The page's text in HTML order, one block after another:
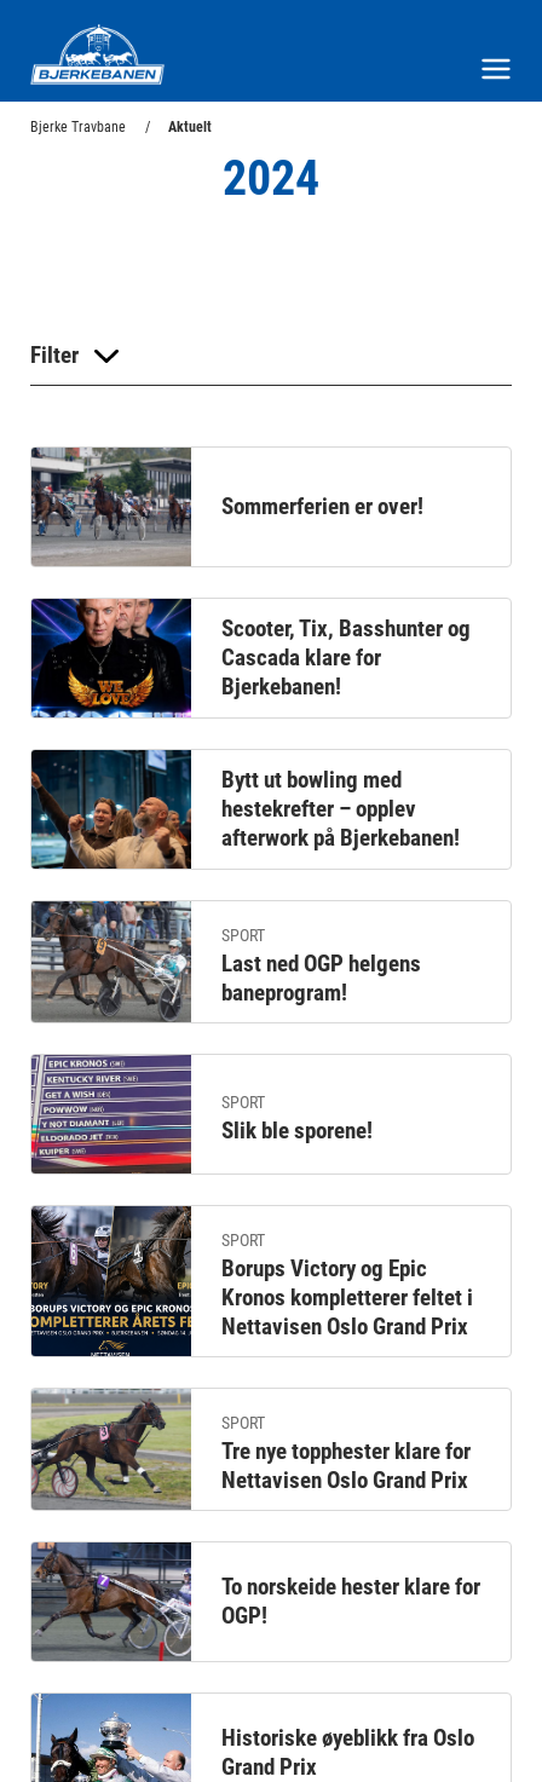
Bjerke Travbane Aktuelt
2024
Filter
Sommerferien er over!
Scooter, Tix, Basshunter og
Cascada klare for
Bjerkebanen!
Bytt ut bowling med
hestekrefter – opplev
afterwork på Bjerkebanen!
SPORT
Last ned OGP helgens
baneprogram!
SPORT
Slik ble sporene!
SPORT
Borups Victory og Epic
Kronos kompletterer feltet i
Nettavisen Oslo Grand Prix
SPORT
Tre nye topphester klare for
Nettavisen Oslo Grand Prix
To norskeide hester klare for
OGP!
Historiske øyeblikk fra Oslo
Grand Prix